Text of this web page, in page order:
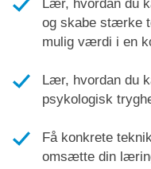
Lær, hvordan du
og skabe stærke
mulig værdi i en
Lær, hvordan du
psykologisk
Få konkrete
omsætte din